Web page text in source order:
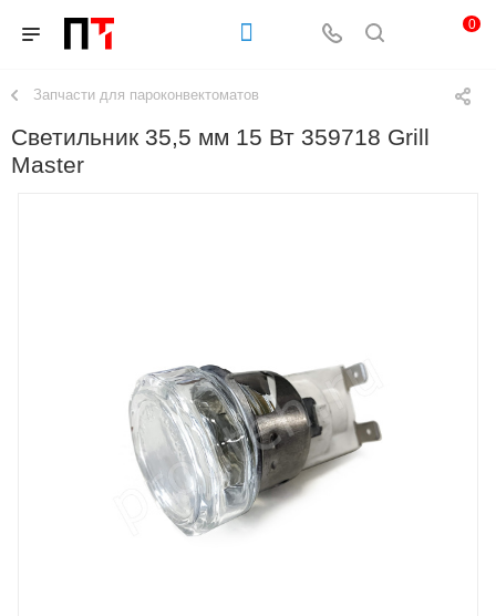
0
Запчасти для пароконвектоматов
Светильник 35,5 мм 15 Вт 359718 Grill
Master